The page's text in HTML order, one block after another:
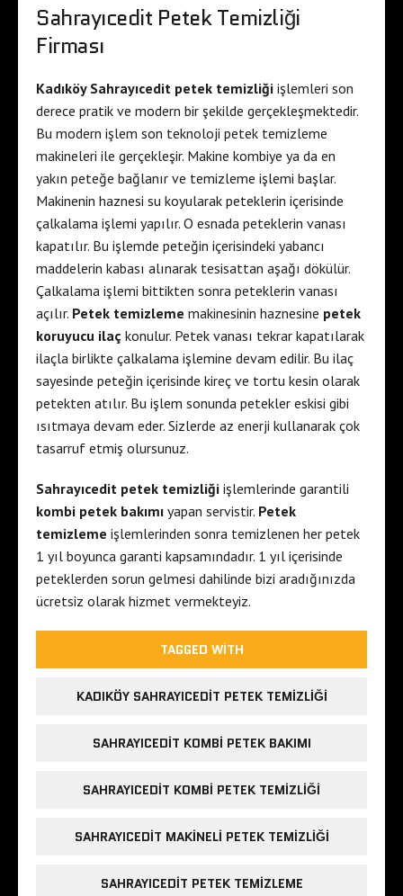
Sahrayıcedit Petek Temizliği
Firması
Kadıköy Sahrayıcedit petek temizliği işlemleri son
derece pratik ve modern bir şekilde gerçekleşmektedir.
Bu modern işlem son teknoloji petek temizleme
makineleri ile gerçekleşir. Makine kombiye ya da en
yakın peteğe bağlanır ve temizleme işlemi başlar.
Makinenin haznesi su koyularak peteklerin içerisinde
çalkalama işlemi yapılır. O esnada peteklerin vanası
kapatılır. Bu işlemde peteğin içerisindeki yabancı
maddelerin kabası alınarak tesisattan aşağı dökülür.
Çalkalama işlemi bittikten sonra peteklerin vanası
açılır. Petek temizleme makinesinin haznesine petek
koruyucu ilaç konulur. Petek vanası tekrar kapatılarak
ilaçla birlikte çalkalama işlemine devam edilir. Bu ilaç
sayesinde peteğin içerisinde kireç ve tortu kesin olarak
petekten atılır. Bu işlem sonunda petekler eskisi gibi
ısıtmaya devam eder. Sizlerde az enerji kullanarak çok
tasarruf etmiş olursunuz.
Sahrayıcedit petek temizliği işlemlerinde garantili
kombi petek bakımı yapan servistir. Petek
temizleme işlemlerinden sonra temizlenen her petek
1 yıl boyunca garanti kapsamındadır. 1 yıl içerisinde
peteklerden sorun gelmesi dahilinde bizi aradığınızda
ücretsiz olarak hizmet vermekteyiz.
TAGGED WITH
KADIKÖY SAHRAYICEDIT PETEK TEMIZLIĞI
SAHRAYICEDIT KOMBI PETEK BAKIMI
SAHRAYICEDIT KOMBI PETEK TEMIZLIĞI
SAHRAYICEDIT MAKINELI PETEK TEMIZLIĞI
SAHRAYICEDIT PETEK TEMIZLEME